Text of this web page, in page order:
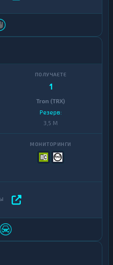
1
Tron (TRX)
Резерв:
3,5 M